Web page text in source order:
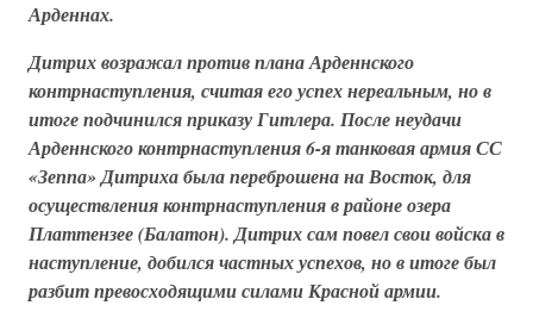
Арденнах.
Дитрих возражал против плана Арденнского
контрнаступления, считая его успех нереальным, но в
итоге подчинился приказу Гитлера. После неудачи
Арденнского контрнаступления6-я танковая армия СС
«Зеппа» Дитриха была переброшена на Восток, для
осуществления контрнаступления в районе озера
Платтензее (Балатон). Дитрих сам повел свои войска в
наступление, добился частных успехов, но в итоге был
разбит превосходящими силами Красной армии.